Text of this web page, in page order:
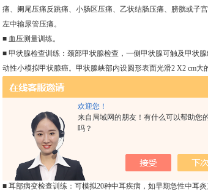
欢迎您！
来自局域网的朋友！有什么可以帮助您
吗？
痛、阑尾压痛反跳痛、小肠区压痛、乙状结肠压痛、膀胱或子
左中输尿管压痛。
■ 血压测量训练。
■ 甲状腺检查训练：颈部甲状腺检查，一侧甲状腺可触及甲状
动性小模拟甲状腺癌。甲状腺峡部内设圆形表面光滑2 X2 cm
感。
■ 淋巴结检查训练：模拟淋巴结分为三类典型病症淋巴结，操
电脑控制器会发出“疼"的语音提示，同时红色指示灯亮起。第
软，第三类为淋巴结恶性肿瘤，触诊时质地较硬或有与周围组织
■ 眼部病变检查训练：眼部可眨眼，对方反射，可模拟58种
结膜下出血、急性前葡萄膜炎、角膜白斑、棘阿米巴角膜炎、
铁锈症等。
■ 耳部病变检查训练：可模拟20种中耳疾病，如早期急性中耳